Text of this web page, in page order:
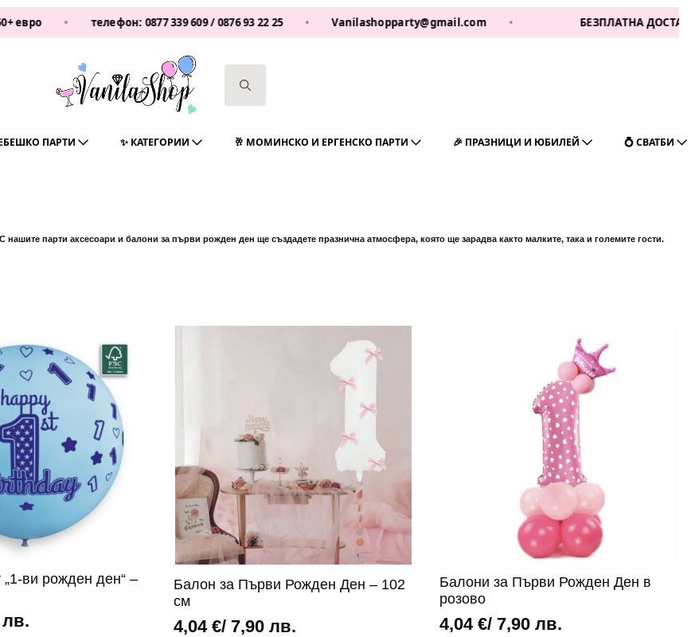
• телефон:0877 339 609/0876 93 22 25 • Vanilashopparty@gmail.com • БЕЗПЛАТНА ДОСТАВКА ЗА 1
ПАРТИ ✨ КАТЕГОРИИ 🥂 МОМИНСКО И ЕРГЕНСКО ПАРТИ 🎉 ПРАЗНИЦИ И ЮБИЛЕЙ 💍 СВАТБИ
парти аксесоари и балони за първи рожден ден ще създадете празнична атмосфера, която ще зарадва както малките, така и големите гости.
ви рожден ден“ –
лв.
Балон за Първи Рожден Ден – 102
см
4,04 €/ 7,90 лв.
Балони за Първи Рожден Ден в
розово
4,04€/ 7,90 лв.